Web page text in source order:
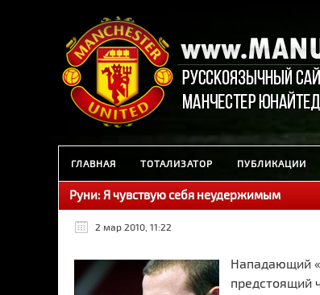
ГЛАВНАЯ ТОТАЛИЗАТОР ПУБЛИКАЦИИ
Руни: Я чувствую себя неудержимым
2 мар 2010, 11:22
Нападающий
предстоящий